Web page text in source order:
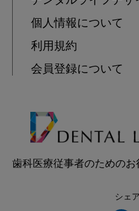
個人情報について
利用規約
会員登録について
歯科医療従事者のための
シェ